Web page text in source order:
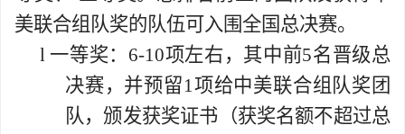
美联合组队奖的队伍可入围全国总决赛。
l 一等奖： 6-10项左右，其中前5名晋级总
决赛，并预留1项给中美联合组队奖团
队， 颁发获奖证书 （获奖名额不超过总